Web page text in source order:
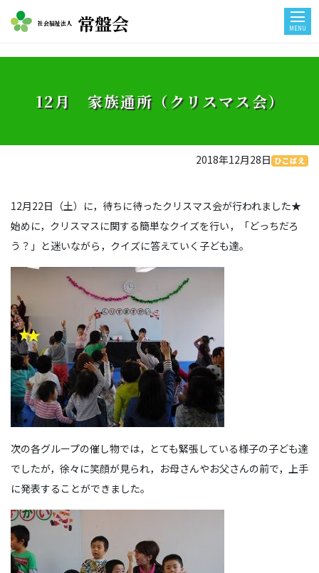
社会福祉法人 常盤会 MENU
12月 家族通所（クリスマス会）
2018年12月28日 ひこばえ
12月22日（土）に，待ちに待ったクリスマス会が行われました★
始めに，クリスマスに関する簡単なクイズを行い，「どっちだろ
う？」と迷いながら，クイズに答えていく子ども達。
次の各グループの催し物では，とても緊張している様子の子ども達
でしたが，徐々に笑顔が見られ，お母さんやお父さんの前で，上手
に発表することができました。